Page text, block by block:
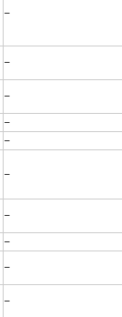
–
–
–
–
–
–
–
–
–
–